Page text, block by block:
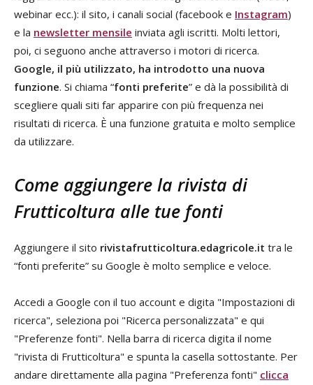
webinar ecc.): il sito, i canali social (facebook e Instagram)
e la newsletter mensile inviata agli iscritti. Molti lettori,
poi, ci seguono anche attraverso i motori di ricerca.
Google, il più utilizzato, ha introdotto una nuova
funzione. Si chiama “fonti preferite” e dà la possibilità di
scegliere quali siti far apparire con più frequenza nei
risultati di ricerca. È una funzione gratuita e molto semplice
da utilizzare.
Come aggiungere la rivista di
Frutticoltura alle tue fonti
Aggiungere il sito rivistafrutticoltura.edagricole.it tra le
“fonti preferite” su Google è molto semplice e veloce.
Accedi a Google con il tuo account e digita "Impostazioni di
ricerca", seleziona poi "Ricerca personalizzata" e qui
"Preferenze fonti". Nella barra di ricerca digita il nome
"rivista di Frutticoltura" e spunta la casella sottostante. Per
andare direttamente alla pagina "Preferenza fonti" clicca